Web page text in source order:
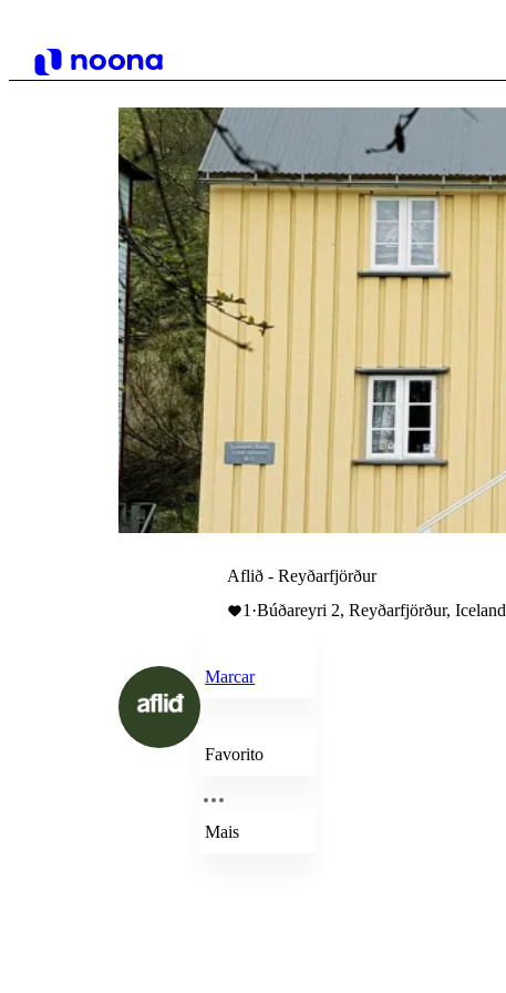
Aflið - Reyðarfjörður
1 ·Búðareyri 2, Reyðarfjörður, Iceland
Marcar
Favorito
Mais